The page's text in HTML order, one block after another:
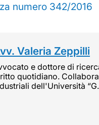
numero 342/2016
Valeria Zeppilli
e dottore di
quotidiano.
dell'Università